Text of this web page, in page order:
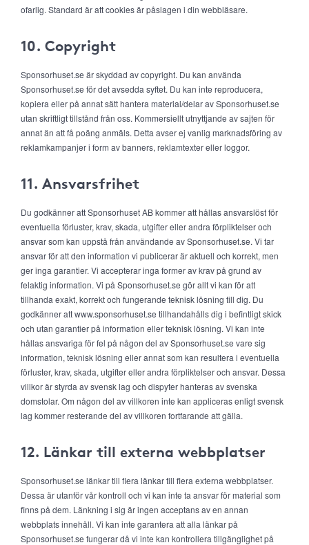
ofarlig. Standard är att cookies är påslagen i din webbläsare.
10. Copyright
Sponsorhuset.se är skyddad av copyright. Du kan använda
Sponsorhuset.se för det avsedda syftet. Du kan inte reproducera,
kopiera eller på annat sätt hantera material/delar av Sponsorhuset.se
utan skriftligt tillstånd från oss. Kommersiellt utnyttjande av sajten för
annat än att få poäng anmäls. Detta avser ej vanlig marknadsföring av
reklamkampanjer i form av banners, reklamtexter eller loggor.
11. Ansvarsfrihet
Du godkänner att Sponsorhuset AB kommer att hållas ansvarslöst för
eventuella förluster, krav, skada, utgifter eller andra förpliktelser och
ansvar som kan uppstå från användande av Sponsorhuset.se. Vi tar
ansvar för att den information vi publicerar är aktuell och korrekt, men
ger inga garantier. Vi accepterar inga former av krav på grund av
felaktig information. Vi på Sponsorhuset.se gör allt vi kan för att
tillhanda exakt, korrekt och fungerande teknisk lösning till dig. Du
godkänner att www.sponsorhuset.se tillhandahålls dig i befintligt skick
och utan garantier på information eller teknisk lösning. Vi kan inte
hållas ansvariga för fel på någon del av Sponsorhuset.se vare sig
information, teknisk lösning eller annat som kan resultera i eventuella
förluster, krav, skada, utgifter eller andra förpliktelser och ansvar. Dessa
villkor är styrda av svensk lag och dispyter hanteras av svenska
domstolar. Om någon del av villkoren inte kan appliceras enligt svensk
lag kommer resterande del av villkoren fortfarande att gälla.
12. Länkar till externa webbplatser
Sponsorhuset.se länkar till flera länkar till flera externa webbplatser.
Dessa är utanför vår kontroll och vi kan inte ta ansvar för material som
finns på dem. Länkning i sig är ingen acceptans av en annan
webbplats innehåll. Vi kan inte garantera att alla länkar på
Sponsorhuset.se fungerar då vi inte kan kontrollera tillgänglighet på